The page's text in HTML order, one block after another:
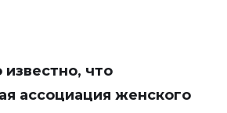
что
ассоциация женского